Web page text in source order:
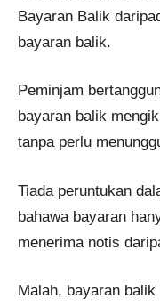
Bayaran Balik
bayaran balik.
Peminjam
bayaran balik
tanpa perlu
Tiada peruntukan
bahawa bayaran
menerima notis
Malah, bayaran